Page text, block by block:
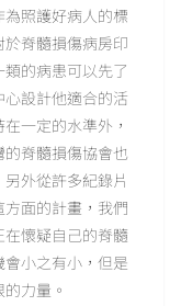
照護好病人的標
脊髓損傷病房印
的病患可以先了
設計他適合的活
一定的水準外，
脊髓損傷協會也
外從許多紀錄片
面的計畫，我們
懷疑自己的脊髓
小之有小，但是
力量。